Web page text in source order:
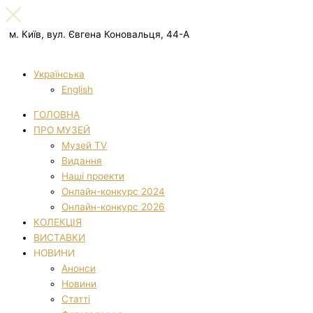
м. Київ, вул. Євгена Коновальця, 44-А
Українська
English
ГОЛОВНА
ПРО МУЗЕЙ
Музей TV
Видання
Наші проекти
Онлайн-конкурс 2024
Онлайн-конкурс 2026
КОЛЕКЦІЯ
ВИСТАВКИ
НОВИНИ
Анонси
Новини
Статті